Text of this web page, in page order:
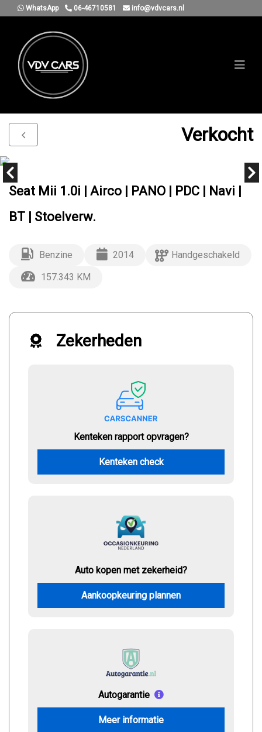
WhatsApp 06-46710581 info@vdvcars.nl
Verkocht
Seat Mii 1.0i | Airco | PANO | PDC | Navi |
BT | Stoelverw.
Benzine 2014
Handgeschakeld
157.343 KM
Zekerheden
Kenteken rapport opvragen?
Kenteken check
Auto kopen met zekerheid?
Aankoopkeuring plannen
Autogarantie
Meer informatie